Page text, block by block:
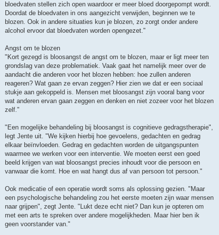
bloedvaten stellen zich open waardoor er meer bloed doorgepompt wordt.
Doordat de bloedvaten in ons aangezicht verwijden, beginnen we te
blozen. Ook in andere situaties kun je blozen, zo zorgt onder andere
alcohol ervoor dat bloedvaten worden opengezet."
Angst om te blozen
"Kort gezegd is bloosangst de angst om te blozen, maar er ligt meer ten
grondslag van deze problematiek. Vaak gaat het namelijk meer over de
aandacht die anderen voor het blozen hebben: hoe zullen anderen
reageren? Wat gaan ze ervan zeggen? Hier zien we dat er een sociaal
stukje aan gekoppeld is. Mensen met bloosangst zijn vooral bang voor
wat anderen ervan gaan zeggen en denken en niet zozeer voor het blozen
zelf."
"Een mogelijke behandeling bij bloosangst is cognitieve gedragstherapie",
legt Jente uit. "We kijken hierbij hoe gevoelens, gedachten en gedrag
elkaar beïnvloeden. Gedrag en gedachten worden de uitgangspunten
waarmee we werken voor een interventie. We moeten eerst een goed
beeld krijgen van wat bloosangst precies inhoudt voor die persoon en
vanwaar die komt. Hoe en wat hangt dus af van persoon tot persoon."
Ook medicatie of een operatie wordt soms als oplossing gezien. "Maar
een psychologische behandeling zou het eerste moeten zijn waar mensen
naar grijpen", zegt Jente. "Lukt deze echt niet? Dan kun je opteren om
met een arts te spreken over andere mogelijkheden. Maar hier ben ik
geen voorstander van."